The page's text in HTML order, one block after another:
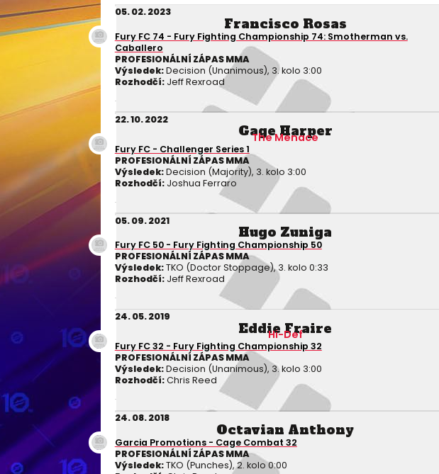
05. 02. 2023
Francisco Rosas
Fury FC 74 - Fury Fighting Championship 74: Smotherman vs.
Caballero
PROFESIONÁLNÍ ZÁPAS MMA
Výsledek:Decision (Unanimous), 3. kolo 3:00
Rozhodčí:Jeff Rexroad
22. 10. 2022
Gage Harper
The Menace
Fury FC - Challenger Series 1
PROFESIONÁLNÍ ZÁPAS MMA
Výsledek:Decision (Majority), 3. kolo 3:00
Rozhodčí:Joshua Ferraro
05. 09. 2021
Hugo Zuniga
Fury FC 50 - Fury Fighting Championship 50
PROFESIONÁLNÍ ZÁPAS MMA
Výsledek:TKO (Doctor Stoppage), 3. kolo 0:33
Rozhodčí:Jeff Rexroad
24. 05. 2019
Eddie Fraire
Hi-Def
Fury FC 32 - Fury Fighting Championship 32
PROFESIONÁLNÍ ZÁPAS MMA
Výsledek:Decision (Unanimous), 3. kolo 3:00
Rozhodčí:Chris Reed
24. 08. 2018
Octavian Anthony
Garcia Promotions - Cage Combat 32
PROFESIONÁLNÍ ZÁPAS MMA
Výsledek:TKO (Punches), 2. kolo 0:00